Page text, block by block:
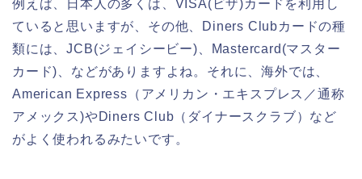
例えば、日本人の多くは、VISA(ビザ)カードを利用し
ていると思いますが、その他、Diners Clubカードの種
類には、JCB(ジェイシービー)、Mastercard(マスター
カード)、などがありますよね。それに、海外では、
American Express（アメリカン・エキスプレス／通称
アメックス)やDiners Club（ダイナースクラブ）など
がよく使われるみたいです。